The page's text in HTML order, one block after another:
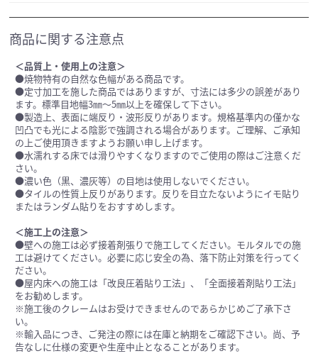
商品に関する注意点
＜品質上・使用上の注意＞
●焼物特有の自然な色幅がある商品です。
●定寸加工を施した商品ではありますが、寸法には多少の誤差があり
ます。標準目地幅3㎜～5㎜以上を確保して下さい。
●製造上、表面に端反り・波形反りがあります。規格基準内の僅かな
凹凸でも光による陰影で強調される場合があります。ご理解、ご承知
の上ご使用頂きますようお願い申し上げます。
●水濡れする床では滑りやすくなりますのでご使用の際はご注意くだ
さい。
●濃い色（黒、濃灰等）の目地は使用しないでください。
●タイルの性質上反りがあります。反りを目立たないようにイモ貼り
またはランダム貼りをおすすめします。
＜施工上の注意＞
●壁への施工は必ず接着剤張りで施工してください。モルタルでの施
工は避けてください。必要に応じ安全の為、落下防止対策を行ってく
ださい。
●屋内床への施工は「改良圧着貼り工法」、「全面接着剤貼り工法」
をお勧めします。
※施工後のクレームはお受けできませんのであらかじめご了承下さ
い。
※輸入品につき、ご発注の際には在庫と納期をご確認下さい。尚、予
告なしに仕様の変更や生産中止となることがあります。